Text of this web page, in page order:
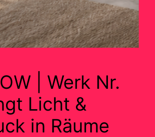
| Werk Nr.
Licht &
in Räume